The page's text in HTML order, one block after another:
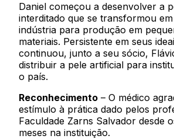
Daniel começou a desenvolver a
interditado que se transformou
indústria para produção em
materiais. Persistente em seus
continuou, junto a seu sócio,
distribuir a pele artificial para
o país.
Reconhecimento – O médico
estímulo à prática dado pelos
Faculdade Zarns Salvador desde
meses na instituição.